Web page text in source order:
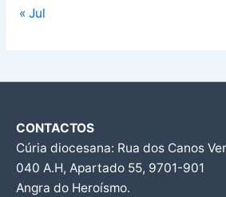
« Jul
CONTACTOS
Cúria diocesana: Rua dos Canos
040 A.H, Apartado 55, 9701-901
Angra do Heroísmo.